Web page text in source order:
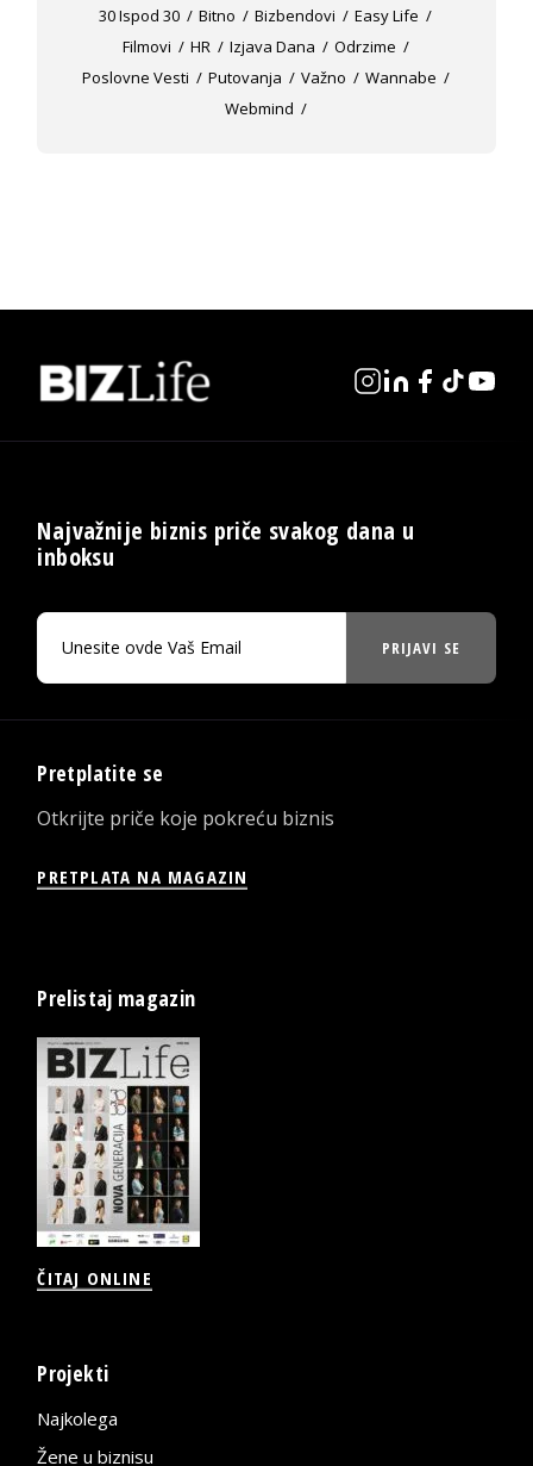
30 Ispod 30 Bitno Bizbendovi
Easy Life
Filmovi
HR Izjava Dana
Odrzime
Poslovne Vesti
Putovanja Važno
Wannabe
Webmind
Najvažnije biznis priče svakog dana u
inboksu
PRIJAVI SE
Pretplatite se
Otkrijte priče koje pokreću biznis
PRETPLATA NA MAGAZIN
Prelistaj magazin
ČITAJ ONLINE
Projekti
Najkolega
Žene u biznisu